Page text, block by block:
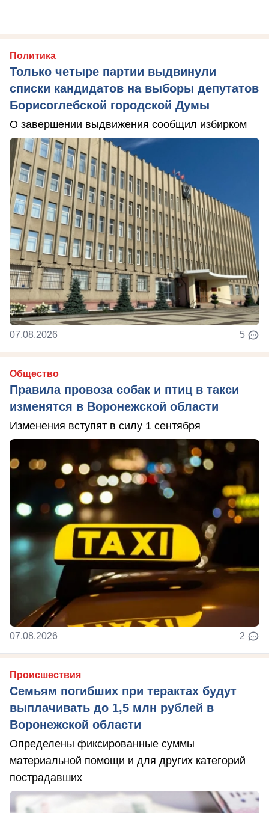
Политика
Только четыре партии выдвинули
списки кандидатов на выборы депутатов
Борисоглебской городской Думы
О завершении выдвижения сообщил избирком
07.08.2026 5
Общество
Правила провоза собак и птиц в такси
изменятся в Воронежской области
Изменения вступят в силу 1 сентября
07.08.2026 2
Происшествия
Семьям погибших при терактах будут
выплачивать до 1,5 млн рублей в
Воронежской области
Определены фиксированные суммы
материальной помощи и для других категорий
пострадавших